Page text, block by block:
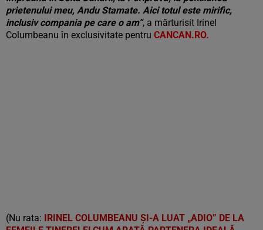
prietenului meu, Andu Stamate. Aici totul este mirific,
inclusiv compania pe care o am”, a mărturisit Irinel
Columbeanu în exclusivitate pentru CANCAN.RO.
(Nu rata:
IRINEL COLUMBEANU ȘI-A LUAT „ADIO” DE LA